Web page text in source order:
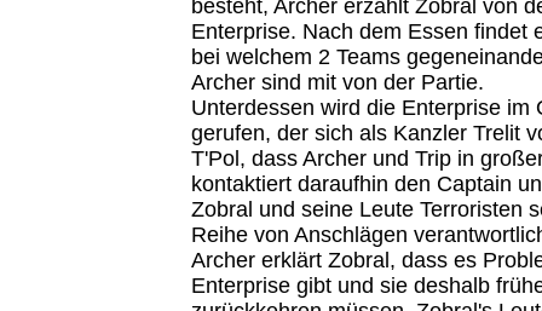
besteht, Archer erzählt Zobral von
Enterprise. Nach dem Essen findet
bei welchem 2 Teams
Archer sind mit von der Partie.
Unterdessen wird die Enterprise im
gerufen, der sich als Kanzler Trelit
T'Pol, dass Archer und Trip in
kontaktiert daraufhin den Captain
Zobral und seine Leute Terroristen
Reihe von Anschlägen
Archer erklärt Zobral, dass es
Enterprise gibt und sie deshalb